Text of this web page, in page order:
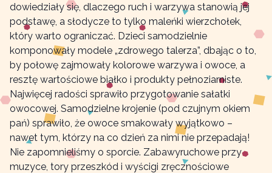
dowiedziały się, dlaczego ruch i warzywa stanowią jej
podstawę, a słodycze to tylko maleńki wierzchołek,
który warto ograniczać. Dzieci samodzielnie
komponowały modele „zdrowego talerza”, dbając o to,
by połowę zajmowały kolorowe warzywa i owoce, a
resztę wartościowe białko i produkty pełnoziarniste.
Najwięcej radości sprawiło przygotowanie sałatki
owocowej. Samodzielne krojenie (pod czujnym okiem
pań) sprawiło, że owoce smakowały wyjątkowo –
nawet tym, którzy na co dzień za nimi nie przepadają!
Nie zapomnieliśmy o sporcie. Zabawyruchowe przy
muzyce, tory przeszkód i wyścigi zręcznościowe